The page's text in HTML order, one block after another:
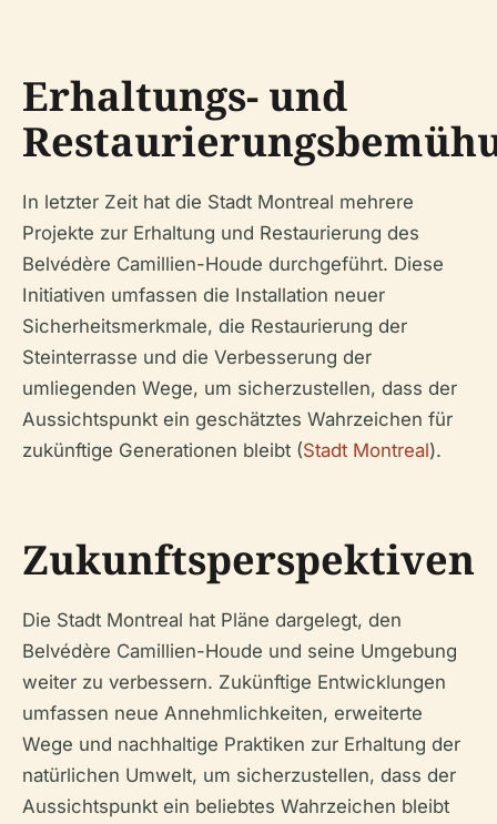
Erhaltungs- und
In letzter Zeit hat die Stadt Montreal mehrere
Projekte zur Erhaltung und Restaurierung des
Belvédère Camillien-Houde durchgeführt. Diese
Initiativen umfassen die Installation neuer
Sicherheitsmerkmale, die Restaurierung der
Steinterrasse und die Verbesserung der
umliegenden Wege, um sicherzustellen, dass der
Aussichtspunkt ein geschätztes Wahrzeichen für
zukünftige Generationen bleibt (Stadt Montreal).
Zukunftsperspektiven
Die Stadt Montreal hat Pläne dargelegt, den
Belvédère Camillien-Houde und seine Umgebung
weiter zu verbessern. Zukünftige Entwicklungen
umfassen neue Annehmlichkeiten, erweiterte
Wege und nachhaltige Praktiken zur Erhaltung der
natürlichen Umwelt, um sicherzustellen, dass der
Aussichtspunkt ein beliebtes Wahrzeichen bleibt